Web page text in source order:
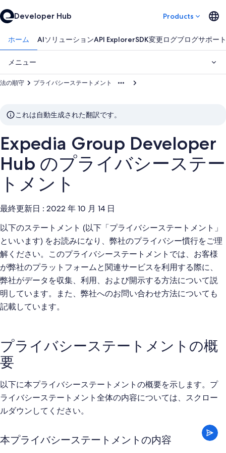
Developer Hub Products
ホーム AIソリューションAPI ExplorerSDK変更ログブログサポート
メニュー
プライバシーステートメント
法の順守
これは自動生成された翻訳です。
Expedia Group Developer
Hub のプライバシーステー
トメント
最終更新日 : 2022 年 10 月 14 日
以下のステートメント (以下「プライバシーステートメント 」
といいます) をお読みになり、弊社のプライバシー慣行をご理
解ください。このプライバシーステートメントでは、お客様
が弊社のプラットフォームと関連サービスを利用する際に、
弊社がデータを収集、利用、および開示する方法について説
明しています。また、弊社へのお問い合わせ方法についても
記載しています。
プライバシーステートメントの概
要
以下に本プライバシーステートメントの概要を示します。プ
ライバシーステートメント全体の内容については、スクロー
ルダウンしてください。
本プライバシーステートメントの内容